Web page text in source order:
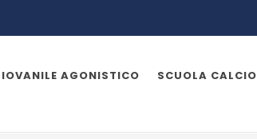
AGONISTICO SCUOLA CALCIO